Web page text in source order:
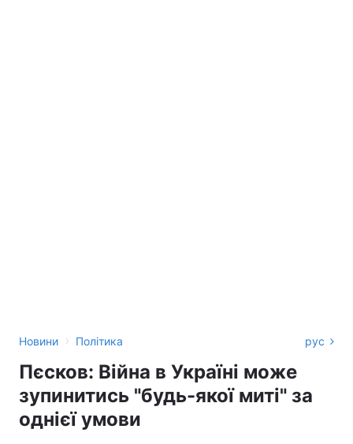
Новини › Політика рус
Пєсков: Війна в Україні може
зупинитись "будь-якої миті" за
однієї умови